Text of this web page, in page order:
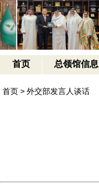
首页 总领馆信息
首页 > 外交部发言人谈话